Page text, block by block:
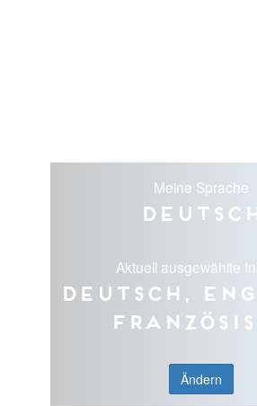
Meine Sprache
Aktuell ausgewählte
Deutsch,
Ändern